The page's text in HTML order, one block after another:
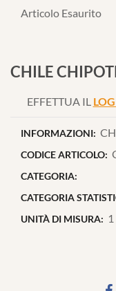
Articolo Esaurito
CHILE
EFFETTUA IL
INFORMAZIONI:
CODICE ARTICOLO:
CATEGORIA:
CATEGORIA
UNITÀ DI MISURA: 1